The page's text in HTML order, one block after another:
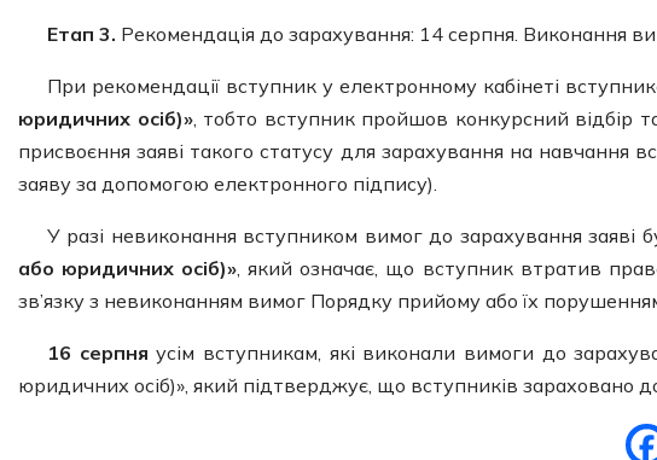
Етап 3. Рекомендація до зарахування: 14 серпня. Виконання
При рекомендації вступник у електронному кабінеті
юридичних осіб)», тобто вступник пройшов конкурсний відбір
присвоєння заяві такого статусу для зарахування на навчання
заяву за допомогою електронного підпису).
У разі невиконання вступником вимог до зарахування заяві
або юридичних осіб)», який означає, що вступник втратив
зв’язку з невиконанням вимог Порядку прийому або їх
16 серпняусім вступникам, які виконали вимоги до
юридичних осіб)», який підтверджує, що вступників зараховано